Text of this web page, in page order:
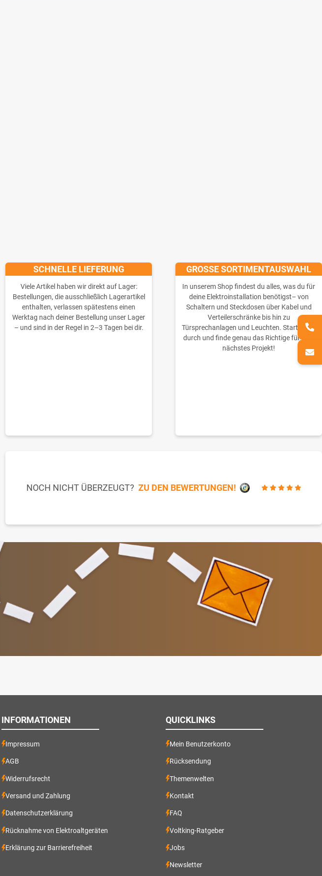
SCHNELLE LIEFERUNG
Viele Artikel haben wir direkt auf Lager:
Bestellungen, die ausschließlich Lagerartikel
enthalten, verlassen spätestens einen
Werktag nach deiner Bestellung unser Lager
– und sind in der Regel in 2–3 Tagen bei dir.
GROSSE SORTIMENTAUSWAHL
In unserem Shop findest du alles, was du für
deine Elektroinstallation benötigst– von
Schaltern und Steckdosen über Kabel und
Verteilerschränke bis hin zu
Türsprechanlagen und Leuchten. Starte jetzt
durch und finde genau das Richtige für dein
nächstes Projekt!
NOCH NICHT ÜBERZEUGT? ZU DEN BEWERTUNGEN!
INFORMATIONEN
Impressum
AGB
Widerrufsrecht
Versand und Zahlung
Datenschutzerklärung
Rücknahme von Elektroaltgeräten
Erklärung zur Barrierefreiheit
QUICKLINKS
Mein Benutzerkonto
Rücksendung
Themenwelten
Kontakt
FAQ
Voltking-Ratgeber
Jobs
Newsletter